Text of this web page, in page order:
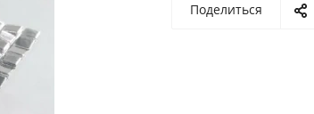
Поделиться